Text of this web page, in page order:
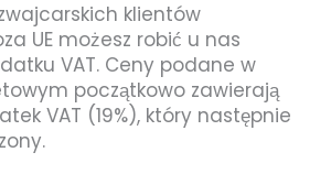
klientów
UE możesz robić u nas
VAT. Ceny podane w
początkowo zawierają
VAT (19%), który następnie